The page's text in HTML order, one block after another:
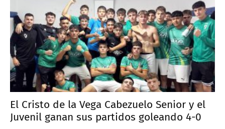
El Cristo de la Vega Cabezuelo Senior y el
Juvenil ganan sus partidos goleando 4-0